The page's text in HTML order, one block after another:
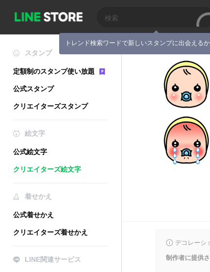
トレンド検索ワードで新しいスタンプに出会えるか
スタンプ
定額制のスタンプ使い放題
公式スタンプ
クリエイターズスタンプ
絵文字
公式絵文字
クリエイターズ絵文字
着せかえ
公式着せかえ
クリエイターズ着せかえ
LINE関連サービス
デコレーシ
制作者に提供